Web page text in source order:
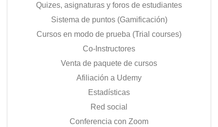
Quizes, asignaturas y foros de estudiantes
Sistema de puntos (Gamificación)
Cursos en modo de prueba (Trial courses)
Co-Instructores
Venta de paquete de cursos
Afiliación a Udemy
Estadísticas
Red social
Conferencia con Zoom